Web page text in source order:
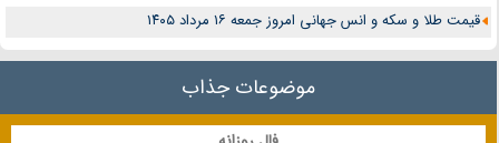
قیمت طلا و سکه و انس جهانی امروز جمعه ۱۶ مرداد ۱۴۰۵
موضوعات جذاب